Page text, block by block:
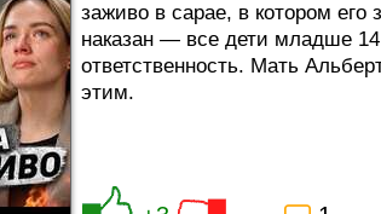
заживо в сарае, в котором его
наказан — все дети младше 14
ответственность. Мать
этим.